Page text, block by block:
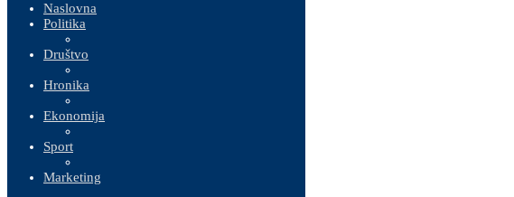
Naslovna
Politika
Društvo
Hronika
Ekonomija
Sport
Marketing